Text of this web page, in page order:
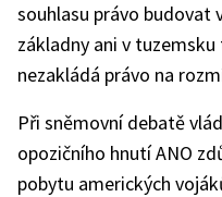
souhlasu právo budovat
základny ani v
nezakládá právo na
Při sněmovní debatě
opozičního hnutí ANO
pobytu amerických